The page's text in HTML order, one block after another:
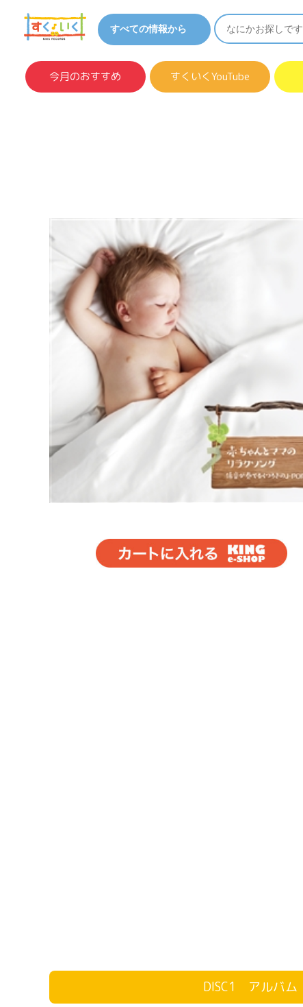
今月のおすすめ すくいくYouTube
DISC1 アルバム